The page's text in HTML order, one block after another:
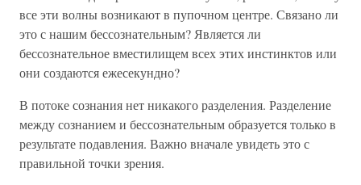
все эти волны возникают в пупочном центре. Связано ли
это с нашим бессознательным? Является ли
бессознательное вместилищем всех этих инстинктов или
они создаются ежесекундно?
В потоке сознания нет никакого разделения. Разделение
между сознанием и бессознательным образуется только в
результате подавления. Важно вначале увидеть это с
правильной точки зрения.